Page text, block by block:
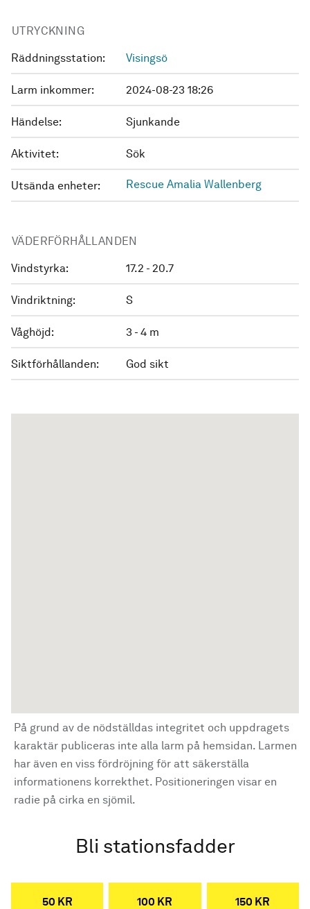
UTRYCKNING
Räddningsstation: Visingsö
Larm inkommer: 2024-08-23 18:26
Händelse: Sjunkande
Aktivitet: Sök
Utsända enheter: Rescue Amalia Wallenberg
VÄDERFÖRHÅLLANDEN
Vindstyrka: 17.2 - 20.7
Vindriktning: S
Våghöjd: 3 - 4 m
Siktförhållanden: God sikt
På grund av de nödställdas integritet och uppdragets
karaktär publiceras inte alla larm på hemsidan. Larmen
har även en viss fördröjning för att säkerställa
informationens korrekthet. Positioneringen visar en
radie på cirka en sjömil.
Bli stationsfadder
50 KR 100 KR 150 KR